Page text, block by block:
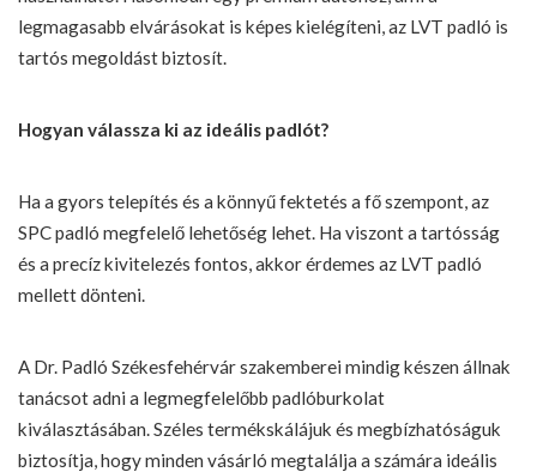
legmagasabb elvárásokat is képes kielégíteni, az LVT padló is
tartós megoldást biztosít.
Hogyan válassza ki az ideális padlót?
Ha a gyors telepítés és a könnyű fektetés a fő szempont, az
SPC padló megfelelő lehetőség lehet. Ha viszont a tartósság
és a precíz kivitelezés fontos, akkor érdemes az LVT padló
mellett dönteni.
A Dr. Padló Székesfehérvár szakemberei mindig készen állnak
tanácsot adni a legmegfelelőbb padlóburkolat
kiválasztásában. Széles termékskálájuk és megbízhatóságuk
biztosítja, hogy minden vásárló megtalálja a számára ideális